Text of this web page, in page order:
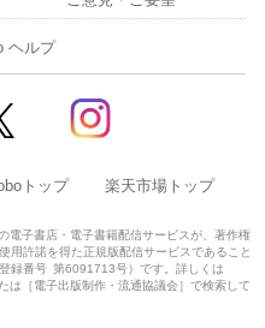
ヘルプ
トップ 楽天市場トップ
電子書店・電子書籍配信サービスが、著作権
用許諾を得た正規版配信サービスであること
録番号 第6091713号）です。詳しくは
は［電子出版制作・流通協議会］で検索して